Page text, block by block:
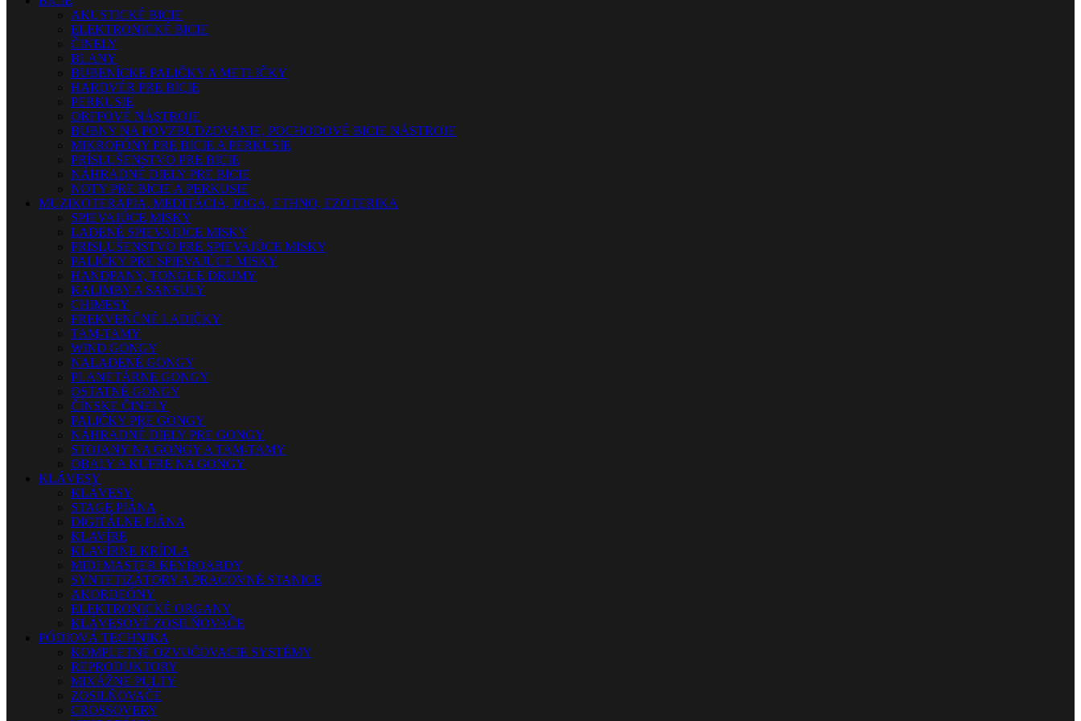
AKUSTICKÉ BICIE
ELEKTRONICKÉ BICIE
ČINELY
BLANY
BUBENÍCKE PALIČKY A METLIČKY
HARDVÉR PRE BICIE
PERKUSIE
ORFFOVÉ NÁSTROJE
BUBNY NA POVZBUDZOVANIE, POCHODOVÉ BICIE NÁSTROJE
MIKROFÓNY PRE BICIE A PERKUSIE
PRÍSLUŠENSTVO PRE BICIE
NÁHRADNÉ DIELY PRE BICIE
NOTY PRE BICIE A PERKUSIE
MUZIKOTERAPIA, MEDITÁCIA, JOGA, ETHNO, EZOTERIKA
SPIEVAJÚCE MISKY
LADENÉ SPIEVAJÚCE MISKY
PRISLUŠENSTVO PRE SPIEVAJÚCE MISKY
PALIČKY PRE SPIEVAJÚCE MISKY
HANDPANY, TONGUE DRUMY
KALIMBY A SANSULY
CHIMESY
FREKVENČNÉ LADIČKY
TAM-TAMY
WIND GONGY
NALADENÉ GONGY
PLANETÁRNE GONGY
OSTATNÉ GONGY
ČÍNSKE ČINELY
PALIČKY PRE GONGY
NÁHRADNÉ DIELY PRE GONGY
STOJANY NA GONGY A TAM-TAMY
OBALY A KUFRE NA GONGY
KLÁVESY
KLÁVESY
STAGE PIÁNA
DIGITÁLNE PIÁNA
KLAVÍRE
KLAVÍRNE KRÍDLA
MIDI MASTER KEYBOARDY
SYNTETIZÁTORY A PRACOVNÉ STANICE
AKORDEÓNY
ELEKTRONICKÉ ORGANY
KLÁVESOVÉ ZOSILŇOVAČE
PÓDIOVÁ TECHNIKA
KOMPLETNÉ OZVUČOVACIE SYSTÉMY
REPRODUKTORY
MIXÁŽNE PULTY
ZOSILŇOVAČE
CROSSOVERY